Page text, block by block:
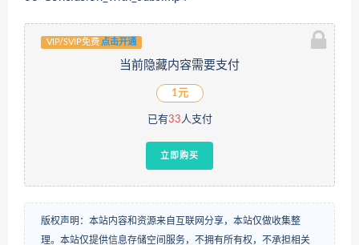
VIP/SVIP免费 点击开通
当前隐藏内容需要支付
1元
已有33人支付
立即购买
版权声明：本站内容和资源来自互联网分享，本站仅做收集整
理。本站仅提供信息存储空间服务，不拥有所有权，不承担相关